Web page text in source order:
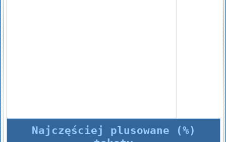
Najczęściej plusowane (%)